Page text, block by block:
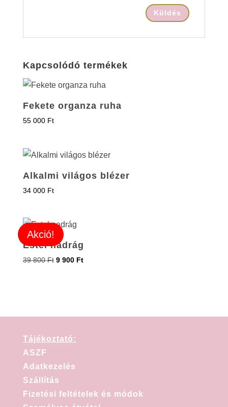
Kapcsolódó termékek
Fekete organza ruha
55 000 Ft
Alkalmi világos blézer
34 000 Ft
Akció!
Estel nadrág
39 800Ft 9 900 Ft
Tájékoztató:
ASZF
Adatkezelés
Szállítás
Fizetési feltételek és módok